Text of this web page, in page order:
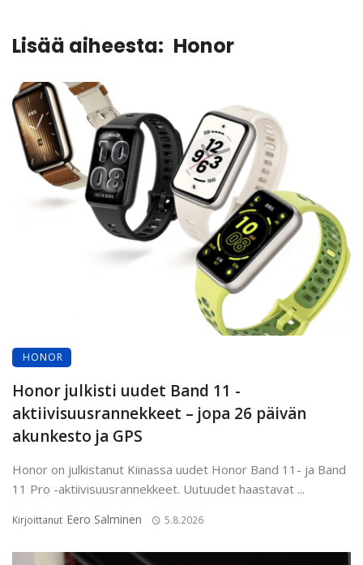
Lisää aiheesta: Honor
HONOR
Honor julkisti uudet Band 11 -
aktiivisuusrannekkeet – jopa 26 päivän
akunkesto ja GPS
Honor on julkistanut Kiinassa uudet Honor Band 11- ja Band
11 Pro -aktiivisuusrannekkeet. Uutuudet haastavat ...
Kirjoittanut Eero Salminen 5.8.2026